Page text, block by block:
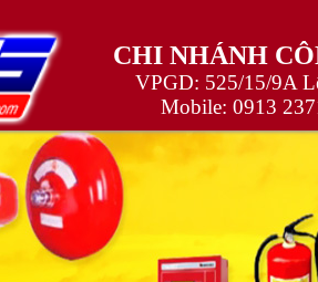
CHI NHÁNH
VPGD: 525/15/9A
Mobile: 0913